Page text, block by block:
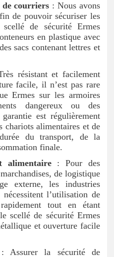
courriers : Nous avons
de pouvoir sécuriser les
de sécurité Ermes
en plastique avec
sacs contenant lettres et
résistant et facilement
facile, il n’est pas rare
Ermes sur les armoires
dangereux ou des
est régulièrement
chariots alimentaires et de
du transport, de la
finale.
alimentaire: Pour des
de logistique
externe, les industries
l’utilisation de
tout en étant
scellé de sécurité Ermes
et ouverture facile
la sécurité de